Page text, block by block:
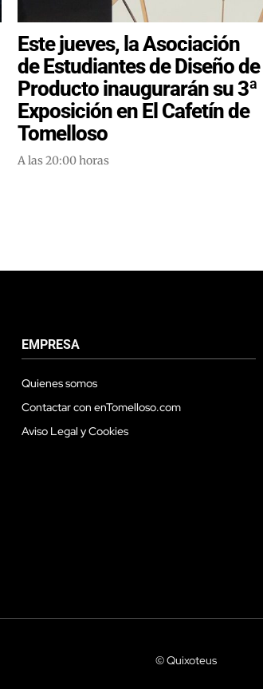
Este jueves, la Asociación
de Estudiantes de Diseño de
Producto inaugurarán su 3ª
Exposición en El Cafetín de
Tomelloso
A las 20:00 horas
EMPRESA
Quienes somos
Contactar con enTomelloso.com
Aviso Legal y Cookies
© Quixoteus